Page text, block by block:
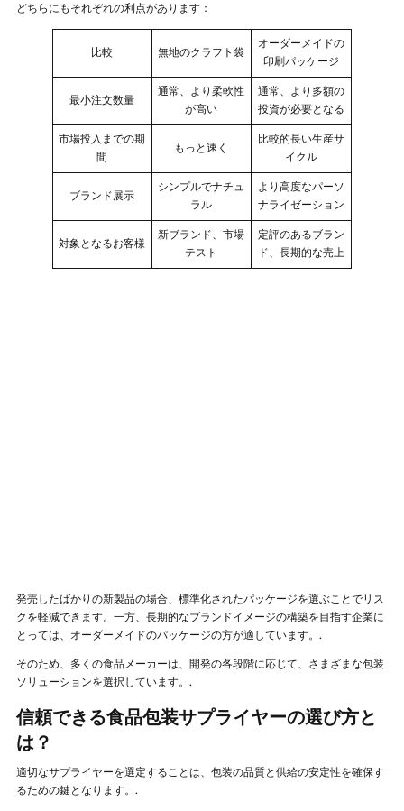
どちらにもそれぞれの利点があります：
比較 無地のクラフト袋
オーダーメイドの
印刷パッケージ
最小注文数量
通常、より柔軟性
が高い
通常、より多額の
投資が必要となる
市場投入までの期
間
もっと速く
比較的長い生産サ
イクル
ブランド展示
シンプルでナチュ
ラル
より高度なパーソ
ナライゼーション
対象となるお客様
新ブランド、市場
テスト
定評のあるブラン
ド、長期的な売上
発売したばかりの新製品の場合、標準化されたパッケージを選ぶことでリス
クを軽減できます。一方、長期的なブランドイメージの構築を目指す企業に
とっては、オーダーメイドのパッケージの方が適しています。.
そのため、多くの食品メーカーは、開発の各段階に応じて、さまざまな包装
ソリューションを選択しています。.
信頼できる食品包装サプライヤーの選び方と
は？
適切なサプライヤーを選定することは、包装の品質と供給の安定性を確保す
るための鍵となります。.